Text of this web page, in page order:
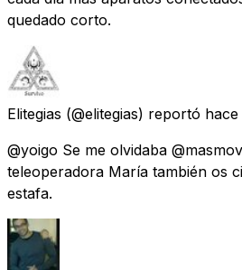
quedado corto.
Elitegias (@elitegias) reportó
@yoigo Se me olvidaba
teleoperadora María también os
estafa.